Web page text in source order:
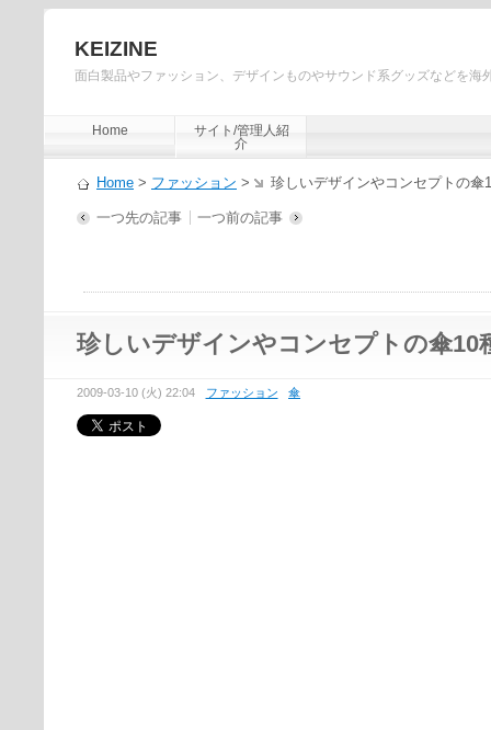
KEIZINE
面白製品やファッション、デザインものやサウンド系グッズなどを海
Home
サイト/管理人紹
介
Home > ファッション > 珍しいデザインやコンセプトの傘
一つ先の記事 一つ前の記事
珍しいデザインやコンセプトの傘10
2009-03-10 (火) 22:04 ファッション 傘